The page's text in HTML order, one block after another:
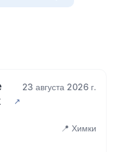
23 августа 2026 г.
📍 Химки